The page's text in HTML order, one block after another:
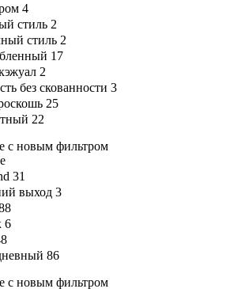
4
стиль 2
стиль 2
17
2
без скованности 3
25
22
с новым фильтром
31
выход 3
6
86
с новым фильтром